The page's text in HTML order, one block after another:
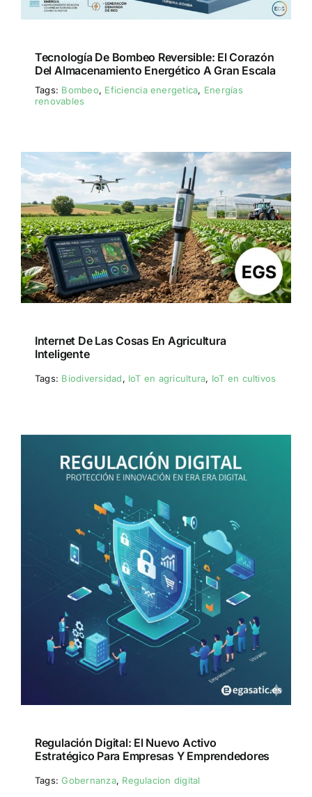
Tecnología De Bombeo Reversible: El Corazón
Del Almacenamiento Energético A Gran Escala
Tags: Bombeo, Eficiencia energetica, Energías
renovables
Internet De Las Cosas En Agricultura
Inteligente
Tags: Biodiversidad, IoT en agricultura, IoT en cultivos
Regulación Digital: El Nuevo Activo
Estratégico Para Empresas Y Emprendedores
Tags:Gobernanza, Regulacion digital